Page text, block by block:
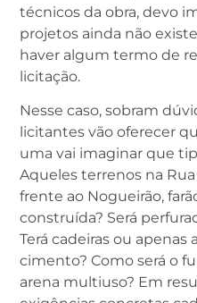
técnicos da obra, devo
projetos ainda não
haver algum termo de
licitação.
Nesse caso, sobram
licitantes vão oferecer
uma vai imaginar que
Aqueles terrenos na Rua
frente ao Nogueirão,
construída? Será
Terá cadeiras ou apenas
cimento? Como será o
arena multiuso? Em